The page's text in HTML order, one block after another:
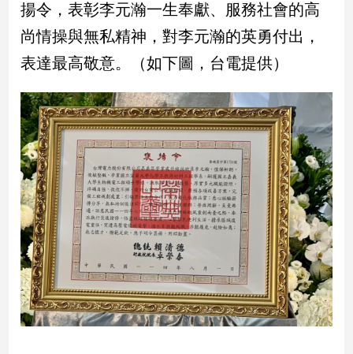
新
冠
病
毒
區
南
台
灣
觀
點
南
台
灣
觀
揚令，表彰李元瀚一生奉獻、服務社會的高
尚情操與無私精神，對李元瀚的英勇付出，
表達最高敬意。（如下圖，台電提供）